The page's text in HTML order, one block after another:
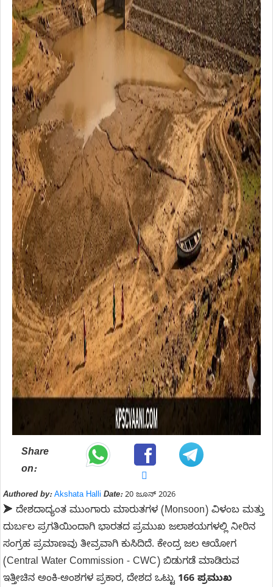
Share
on:
Authored by: Akshata Halli Date:20 ಜೂನ್ 2026
➤ ದೇಶದಾದ್ಯಂತ ಮುಂಗಾರು ಮಾರುತಗಳ (Monsoon) ವಿಳಂಬ ಮತ್ತು
ದುರ್ಬಲ ಪ್ರಗತಿಯಿಂದಾಗಿ ಭಾರತದ ಪ್ರಮುಖ ಜಲಾಶಯಗಳಲ್ಲಿ ನೀರಿನ
ಸಂಗ್ರಹ ಪ್ರಮಾಣವು ತೀವ್ರವಾಗಿ ಕುಸಿದಿದೆ. ಕೇಂದ್ರ ಜಲ ಆಯೋಗ
(Central Water Commission - CWC) ಬಿಡುಗಡೆ ಮಾಡಿರುವ
ಇತ್ತೀಚಿನ ಅಂಕಿ-ಅಂಶಗಳ ಪ್ರಕಾರ, ದೇಶದ ಒಟ್ಟು 166 ಪ್ರಮುಖ